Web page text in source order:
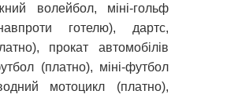
волейбол, міні-гольф
готелю), дартс,
прокат автомобілів
(платно), міні-футбол
мотоцикл (платно),